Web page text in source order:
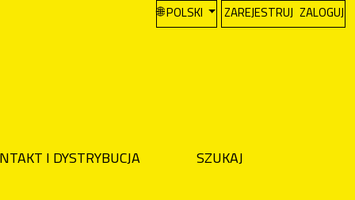
CHANGE THE LANGUAGE. THE
POLSKI ZAREJESTRUJ ZALOGUJ
I DYSTRYBUCJA
SZUKAJ